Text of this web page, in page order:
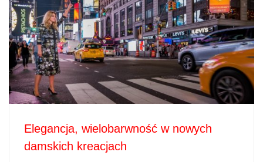
Elegancja, wielobarwność w nowych
damskich kreacjach